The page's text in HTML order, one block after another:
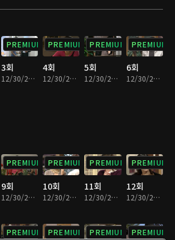
PREMIUM
3회
12/30/2022 • 38분
PREMIUM
4회
12/30/2022 • 36분
PREMIUM
5회
12/30/2022 • 36분
PREMIUM
6회
12/30/2022 • 37분
PREMIUM
9회
12/30/2022 • 37분
PREMIUM
10회
12/30/2022 • 36분
PREMIUM
11회
12/30/2022 • 36분
PREMIUM
12회
12/30/2022 • 36분
PREMIUM PREMIUM PREMIUM PREMIUM